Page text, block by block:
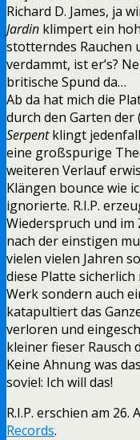
Richard D. James, ja
Jardin klimpert ein
stotterndes Rauchen
verdammt, ist er’s?
britische Spund da…
Ab da hat mich die
durch den Garten der
Serpentklingt
eine großspurige
weiteren Verlauf
Klängen bounce wie
ignorierte. R.I.P.
Wiederspruch und im
nach der einstigen
vielen vielen Jahren
diese Platte
Werk sondern auch
katapultiert das
verloren und
kleiner fieser Rausch
Keine Ahnung was
soviel: Ich will das!
R.I.P. erschien am 26.
Records.